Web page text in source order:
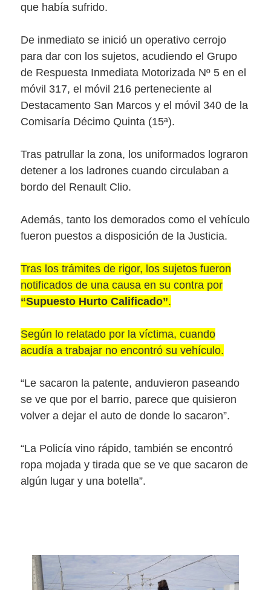
que había sufrido.
De inmediato se inició un operativo cerrojo
para dar con los sujetos, acudiendo el Grupo
de Respuesta Inmediata Motorizada Nº 5 en el
móvil 317, el móvil 216 perteneciente al
Destacamento San Marcos y el móvil 340 de la
Comisaría Décimo Quinta (15ª).
Tras patrullar la zona, los uniformados lograron
detener a los ladrones cuando circulaban a
bordo del Renault Clio.
Además, tanto los demorados como el vehículo
fueron puestos a disposición de la Justicia.
Tras los trámites de rigor, los sujetos fueron
notificados de una causa en su contra por
“Supuesto Hurto Calificado”.
Según lo relatado por la víctima, cuando
acudía a trabajar no encontró su vehículo.
“Le sacaron la patente, anduvieron paseando
se ve que por el barrio, parece que quisieron
volver a dejar el auto de donde lo sacaron”.
“La Policía vino rápido, también se encontró
ropa mojada y tirada que se ve que sacaron de
algún lugar y una botella”.